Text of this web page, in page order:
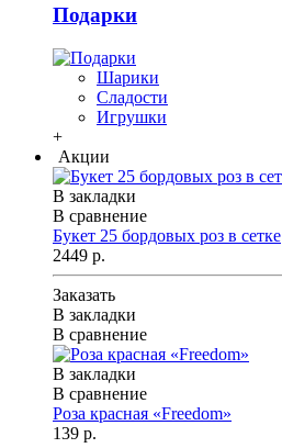
Подарки
Шарики
Сладости
Игрушки
+
Акции
В закладки
В сравнение
Букет 25 бордовых роз в сетке
2449 р.
Заказать
В закладки
В сравнение
В закладки
В сравнение
Роза красная «Freedom»
139 р.